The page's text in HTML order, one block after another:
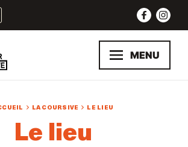
MENU
LA COURSIVE LE LIEU
Le lieu